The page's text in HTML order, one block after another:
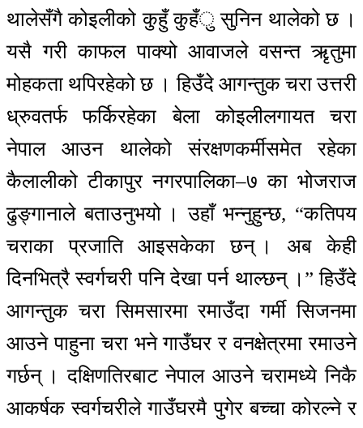
थालेसँगै कोइलीको कुहुँ कुहँु सुनिन थालेको छ ।
यसै गरी काफल पाक्यो आवाजले वसन्त ऋृतुमा
मोहकता थपिरहेको छ । हिउँदे आगन्तुक चरा उत्तरी
ध्रुवतर्फ फर्किरहेका बेला कोइलीलगायत चरा
नेपाल आउन थालेको संरक्षणकर्मीसमेत रहेका
कैलालीको टीकापुर नगरपालिका–७ का भोजराज
ढुङ्गानाले बताउनुभयो । उहाँ भन्नुहुन्छ, “कतिपय
चराका प्रजाति आइसकेका छन् । अब केही
दिनभित्रै स्वर्गचरी पनि देखा पर्न थाल्छन् ।” हिउँदे
आगन्तुक चरा सिमसारमा रमाउँदा गर्मी सिजनमा
आउने पाहुना चरा भने गाउँघर र वनक्षेत्रमा रमाउने
गर्छन् । दक्षिणतिरबाट नेपाल आउने चरामध्ये निकै
आकर्षक स्वर्गचरीले गाउँघरमै पुगेर बच्चा कोरल्ने र